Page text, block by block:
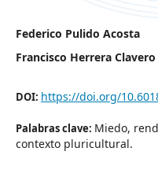
Federico Pulido Acosta
Francisco Herrera Clavero
DOI: https://doi.org/
Palabras clave: Miedo,
contexto pluricultural.